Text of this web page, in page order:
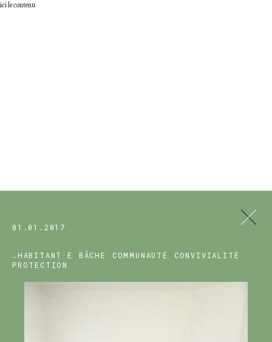
ici le contenu
01.01.2017
.HABITANT·E BÂCHE COMMUNAUTÉ
CONVIVIALITÉ
PROTECTION